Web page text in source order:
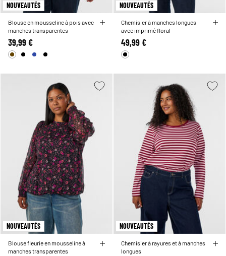
NOUVEAUTÉS
Blouse en mousseline à pois avec
manches transparentes
39,99 €
NOUVEAUTÉS
Chemisier à manches longues
avec imprimé floral
49,99 €
NOUVEAUTÉS
Blouse fleurie en mousseline à
manches transparentes
NOUVEAUTÉS
Chemisier à rayures et à manches
longues